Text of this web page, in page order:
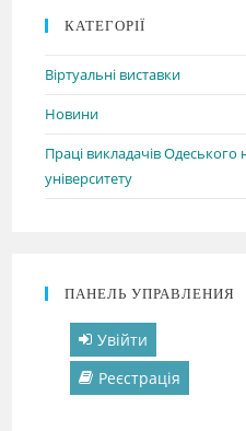
КАТЕГОРІЇ
Віртуальні виставки
Новини
Праці викладачів
університету
ПАНЕЛЬ УПРАВЛЕНИЯ
Увійти
Реєстрація